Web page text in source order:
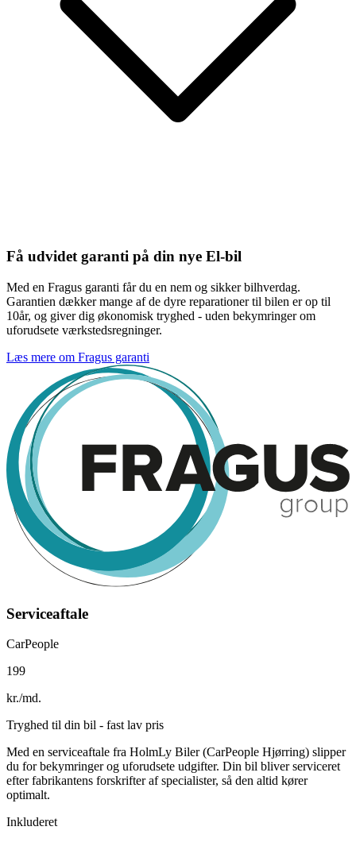
Få udvidet garanti på din nye El-bil
Med en Fragus garanti får du en nem og sikker bilhverdag.
Garantien dækker mange af de dyre reparationer til bilen er op til
10år, og giver dig økonomisk tryghed - uden bekymringer om
uforudsete værkstedsregninger.
Læs mere om Fragus garanti
Serviceaftale
CarPeople
199
kr./md.
Tryghed til din bil - fast lav pris
Med en serviceaftale fra HolmLy Biler (CarPeople Hjørring) slipper
du for bekymringer og uforudsete udgifter. Din bil bliver serviceret
efter fabrikantens forskrifter af specialister, så den altid kører
optimalt.
Inkluderet